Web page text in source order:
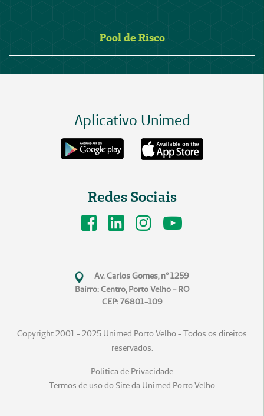
Pool de Risco
Aplicativo Unimed
Redes Sociais
Av. Carlos Gomes, n° 1259
Bairro: Centro, Porto Velho - RO
CEP: 76801-109
Copyright 2001 - 2025 Unimed Porto Velho - Todos os direitos
reservados.
Politica de Privacidade
Termos de uso do Site da Unimed Porto Velho